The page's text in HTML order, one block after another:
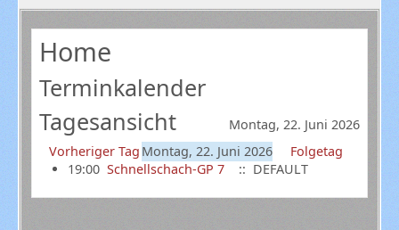
Home
Terminkalender
Tagesansicht
Montag, 22. Juni 2026
Vorheriger Tag Montag, 22. Juni 2026
Folgetag
19:00 Schnellschach-GP 7 :: DEFAULT